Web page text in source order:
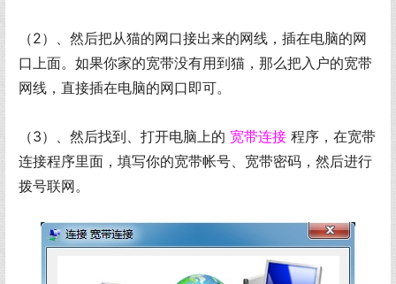
（2）、然后把从猫的网口接出来的网线，插在电脑的网
口上面。如果你家的宽带没有用到猫，那么把入户的宽带
网线，直接插在电脑的网口即可。
（3）、然后找到、打开电脑上的 宽带连接 程序，在宽带
连接程序里面，填写你的宽带帐号、宽带密码，然后进行
拨号联网。